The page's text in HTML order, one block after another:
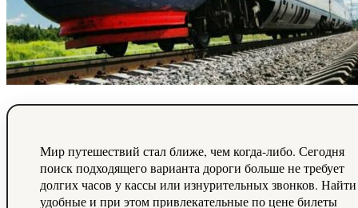
Мир путешествий стал ближе, чем когда-либо. Сегодня
поиск подходящего варианта дороги больше не требует
долгих часов у кассы или изнурительных звонков. Найти
удобные и при этом привлекательные по цене билеты